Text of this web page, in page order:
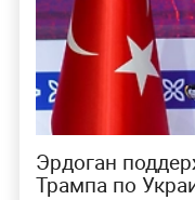
Эрдоган
Трампа по